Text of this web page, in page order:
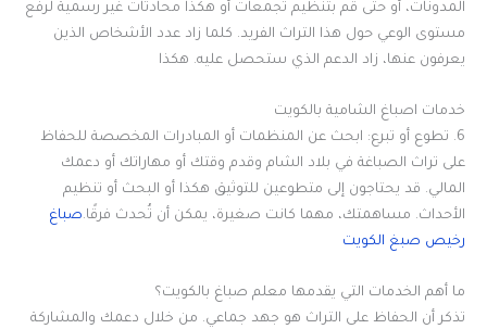
المدونات، أو حتى قم بتنظيم تجمعات أو هكذا محادثات غير رسمية لرفع
مستوى الوعي حول هذا التراث الفريد. كلما زاد عدد الأشخاص الذين
يعرفون عنها، زاد الدعم الذي ستحصل عليه. هكذا
خدمات اصباغ الشامية بالكويت
6. تطوع أو تبرع: ابحث عن المنظمات أو المبادرات المخصصة للحفاظ
على تراث الصباغة في بلاد الشام وقدم وقتك أو مهاراتك أو دعمك
المالي. قد يحتاجون إلى متطوعين للتوثيق هكذا أو البحث أو تنظيم
الأحداث. مساهمتك، مهما كانت صغيرة، يمكن أن تُحدث فرقًا.صباغ
رخيص صبغ الكويت
ما أهم الخدمات التي يقدمها معلم صباغ بالكويت؟
تذكر أن الحفاظ على التراث هو جهد جماعي. من خلال دعمك والمشاركة